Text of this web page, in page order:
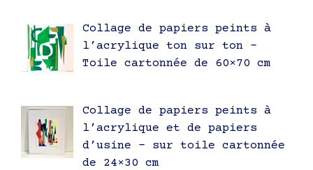
Collage de papiers peints à
l’acrylique ton sur ton –
Toile cartonnée de 60×70 cm
Collage de papiers peints à
l’acrylique et de papiers
d’usine – sur toile cartonnée
de 24×30 cm